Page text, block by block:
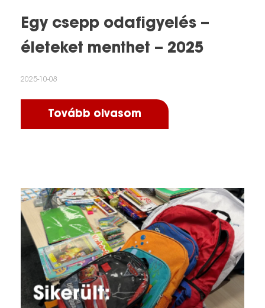
Egy csepp odafigyelés –
életeket menthet – 2025
2025-10-08
Tovább olvasom